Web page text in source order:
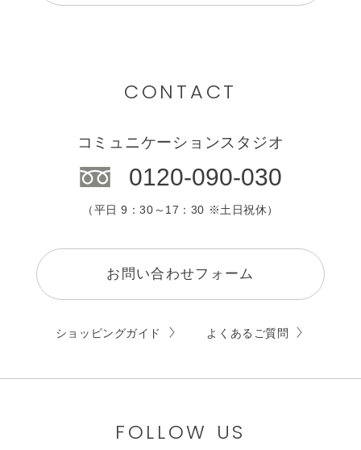
CONTACT
コミュニケーションスタジオ
0120-090-030
（平日 9：30～17：30 ※土日祝休）
お問い合わせフォーム
ショッピングガイド よくあるご質問
FOLLOW US